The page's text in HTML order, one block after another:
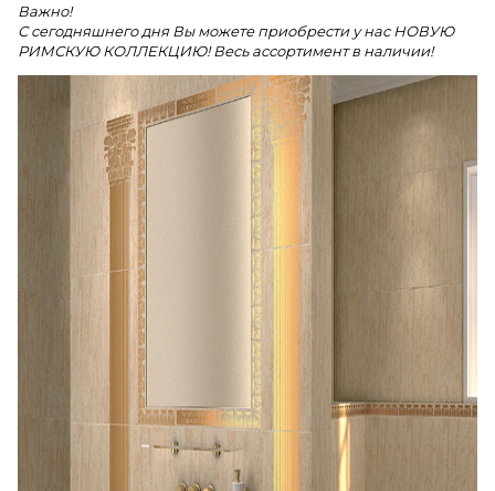
Важно!
С сегодняшнего дня Вы можете приобрести у нас НОВУЮ
РИМСКУЮ КОЛЛЕКЦИЮ! Весь ассортимент в наличии!